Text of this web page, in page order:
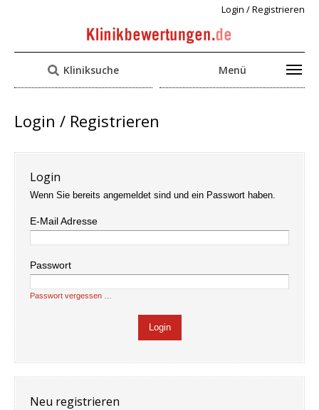
Login / Registrieren
Kliniksuche Menü
Login / Registrieren
Login
Wenn Sie bereits angemeldet sind und ein Passwort haben.
E-Mail Adresse
Passwort
Passwort vergessen …
Neu registrieren